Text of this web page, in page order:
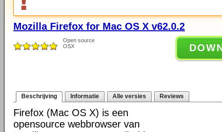
Mozilla Firefox for Mac OS X v62.0.2
Open source
OSX
Beschrijving Informatie Alle versies Reviews
Firefox (Mac OS X) is een
opensource webbrowser van